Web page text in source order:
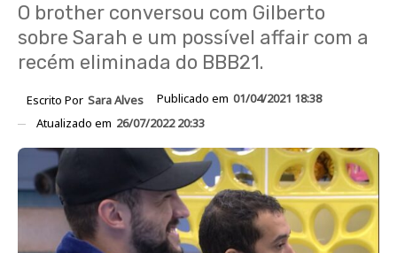
O brother conversou com Gilberto
sobre Sarah e um possível affair com a
recém eliminada do BBB21.
Escrito Por Sara Alves Publicado em 01/04/2021 18:38
Atualizado em 26/07/2022 20:33